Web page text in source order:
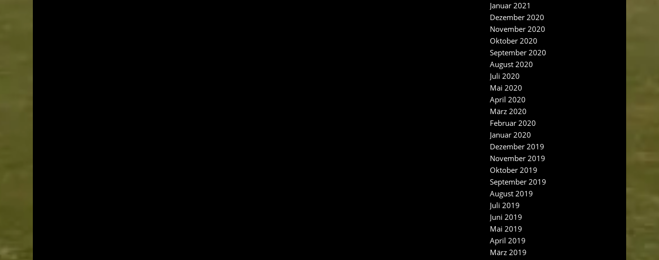
Januar 2021
Dezember 2020
November 2020
Oktober 2020
September 2020
August 2020
Juli 2020
Mai 2020
April 2020
März 2020
Februar 2020
Januar 2020
Dezember 2019
November 2019
Oktober 2019
September 2019
August 2019
Juli 2019
Juni 2019
Mai 2019
April 2019
März 2019